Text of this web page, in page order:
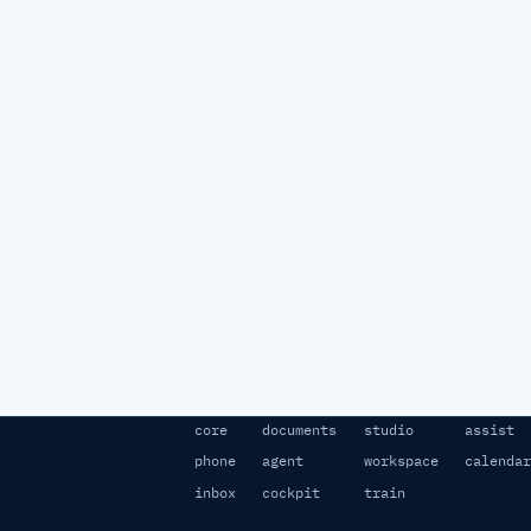
core documents studio
assist
phone
agent workspace
calendar
inbox
cockpit train